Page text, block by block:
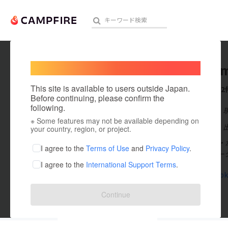
人気のプロジェクト 注目の
アート・写真
テクノロジー・ガジェット
映像・映画
ビジネス・起業
まちづくり・地域活性化
This site is available to users outside Japan.
Before continuing, please confirm the
following.
※ Some features may not be available depending on
your country, region, or project.
I agree to the Terms of Use and Privacy Policy.
I agree to the International Support Terms.
Continue
これまでに2
出身国：日本
炒めて・煮て
ドコーディネ